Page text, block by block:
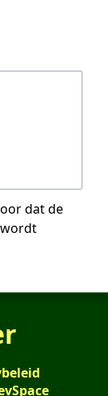
dat de